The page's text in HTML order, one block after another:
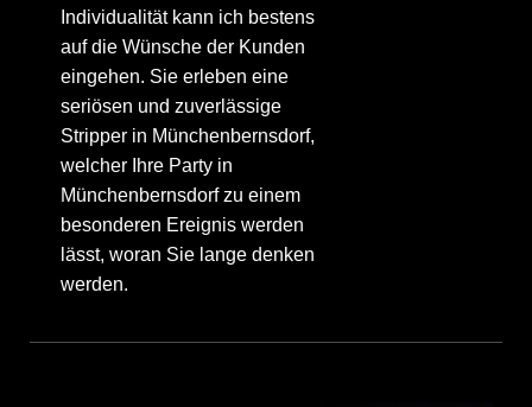
Individualität kann ich bestens
auf die Wünsche der Kunden
eingehen. Sie erleben eine
seriösen und zuverlässige
Stripper in Münchenbernsdorf,
welcher Ihre Party in
Münchenbernsdorf zu einem
besonderen Ereignis werden
lässt, woran Sie lange denken
werden.